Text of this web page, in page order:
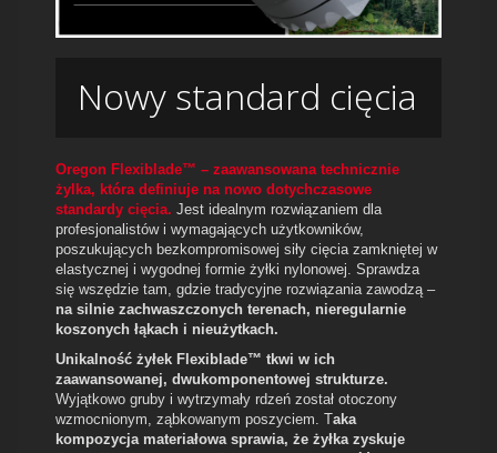
Nowy standard cięcia
Oregon Flexiblade™ – zaawansowana technicznie
żylka, która definiuje na nowo dotychczasowe
standardy cięcia. Jest idealnym rozwiązaniem dla
profesjonalistów i wymagających użytkowników,
poszukujących bezkompromisowej siły cięcia zamkniętej w
elastycznej i wygodnej formie żyłki nylonowej. Sprawdza
się wszędzie tam, gdzie tradycyjne rozwiązania zawodzą –
na silnie zachwaszczonych terenach, nieregularnie
koszonych łąkach i nieużytkach.
Unikalność żyłek Flexiblade™ tkwi w ich
zaawansowanej, dwukomponentowej strukturze.
Wyjątkowo gruby i wytrzymały rdzeń został otoczony
wzmocnionym, ząbkowanym poszyciem. Taka
kompozycja materiałowa sprawia, że żyłka zyskuje